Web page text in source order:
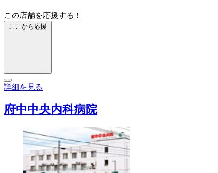
この店舗を応援する！
ここから応援
詳細を見る
府中中央内科病院